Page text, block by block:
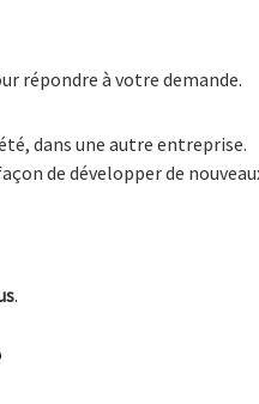
répondre à votre demande.
dans une autre entreprise.
de développer de
.